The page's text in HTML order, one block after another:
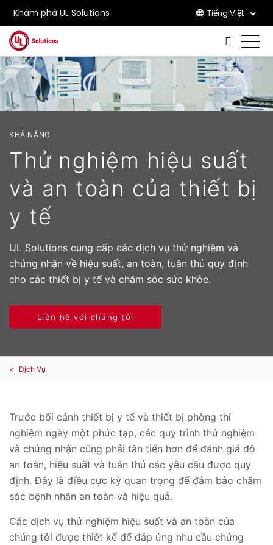
Khám phá UL Solutions Tiếng Việt
Skip to main content
KHẢ NĂNG
Thử nghiệm hiệu suất
và an toàn của thiết bị
y tế
UL Solutions cung cấp các dịch vụ thử nghiệm và
chứng nhận về hiệu suất, an toàn, tuân thủ quy định
cho các thiết bị y tế và chăm sóc sức khỏe.
Liên hệ với chúng tôi
Dịch Vụ
Trước bối cảnh thiết bị y tế và thiết bị phòng thí
nghiệm ngày một phức tạp, các quy trình thử nghiệm
và chứng nhận cũng phải tân tiến hơn để đánh giá độ
an toàn, hiệu suất và tuân thủ các yêu cầu được quy
định. Đây là điều cực kỳ quan trọng để đảm bảo chăm
sóc bệnh nhân an toàn và hiệu quả.
Các dịch vụ thử nghiệm hiệu suất và an toàn của
chúng tôi được thiết kế để đáp ứng nhu cầu chứng